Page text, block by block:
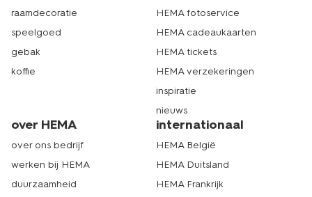
raamdecoratie
speelgoed
gebak
koffie
HEMA fotoservice
HEMA cadeaukaarten
HEMA tickets
HEMA verzekeringen
inspiratie
nieuws
over HEMA
over ons bedrijf
werken bij HEMA
duurzaamheid
internationaal
HEMA België
HEMA Duitsland
HEMA Frankrijk